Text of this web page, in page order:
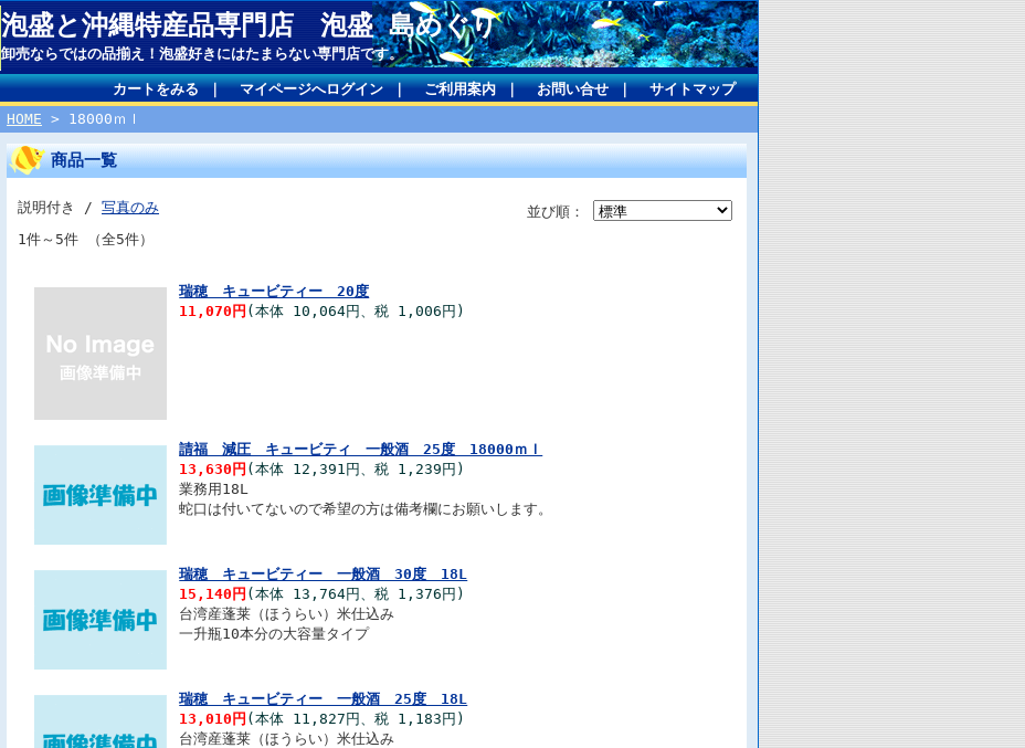
泡盛と沖縄特産品専門店 泡盛 島めぐり
卸売ならではの品揃え！泡盛好きにはたまらない専門店です。
カートをみる｜ マイページへログイン｜ ご利用案内｜ お問い合せ｜ サイトマップ
HOME > 18000ｍｌ
商品一覧
並び順：
説明付き / 写真のみ
1件～5件 （全5件）
瑞穂 キュービティー 20度
11,070円 (本体 10,064円、税 1,006円)
請福 減圧 キュービティ 一般酒 25度 18000ｍｌ
13,630円 (本体 12,391円、税 1,239円)
業務用18L
蛇口は付いてないので希望の方は備考欄にお願いします。
瑞穂 キュービティー 一般酒 30度 18L
15,140円 (本体 13,764円、税 1,376円)
台湾産蓬莱（ほうらい）米仕込み
一升瓶10本分の大容量タイプ
瑞穂 キュービティー 一般酒 25度 18L
13,010円 (本体 11,827円、税 1,183円)
台湾産蓬莱（ほうらい）米仕込み